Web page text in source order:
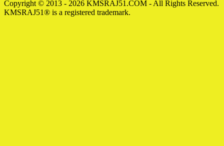
Copyright © 2013 - 2026 KMSRAJ51.COM - All Rights Reserved.
KMSRAJ51® is a registered trademark.